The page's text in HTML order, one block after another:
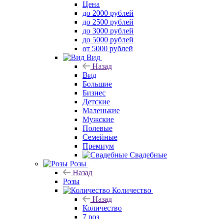
Цена
до 2000 рублей
до 2500 рублей
до 3000 рублей
до 5000 рублей
от 5000 рублей
Вид
Назад
Вид
Большие
Бизнес
Детские
Маленькие
Мужские
Полевые
Семейные
Премиум
Свадебные
Розы
Назад
Розы
Количество
Назад
Количество
7 роз